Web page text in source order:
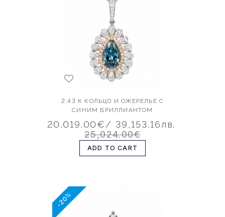
2.43 К КОЛЬЦО И ОЖЕРЕЛЬЕ С
СИНИМ БРИЛЛИАНТОМ
20,019.00€/ 39,153.16лв.
25,024.00€
ADD TO CART
-20%